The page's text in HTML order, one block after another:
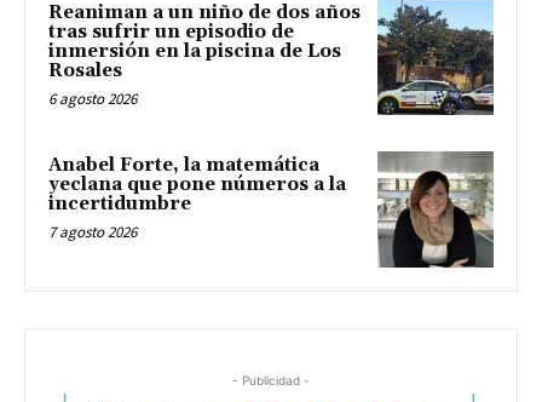
Reaniman a un niño de dos años
tras sufrir un episodio de
inmersión en la piscina de Los
Rosales
6 agosto 2026
Anabel Forte, la matemática
yeclana que pone números a la
incertidumbre
7 agosto 2026
- Publicidad -